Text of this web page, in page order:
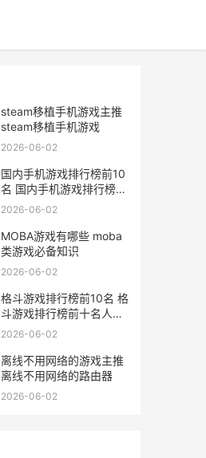
steam移植手机游戏主推
steam移植手机游戏
2026-06-02
国内手机游戏排行榜前10
名 国内手机游戏排行榜前
十名
2026-06-02
MOBA游戏有哪些 moba
类游戏必备知识
2026-06-02
格斗游戏排行榜前10名 格
斗游戏排行榜前十名人物
图片
2026-06-02
离线不用网络的游戏主推
离线不用网络的路由器
2026-06-02